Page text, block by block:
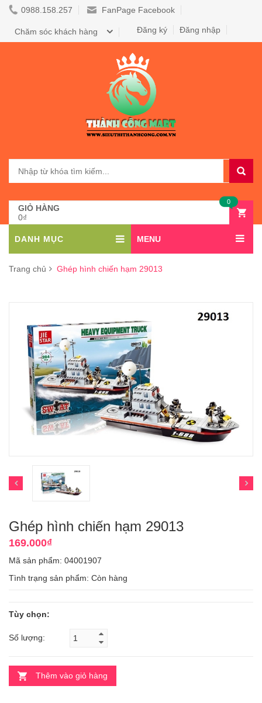
0988.158.257 FanPage Facebook
Đăng nhập
Đăng ký
Chăm sóc khách hàng
GIỎ HÀNG
0₫
0
DANH MỤC MENU
Trang chủ Ghép hình chiến hạm 29013
Ghép hình chiến hạm 29013
169.000₫
Mã sản phẩm: 04001907
Tình trạng sản phẩm: Còn hàng
Tùy chọn:
Số lượng:
Thêm vào giỏ hàng